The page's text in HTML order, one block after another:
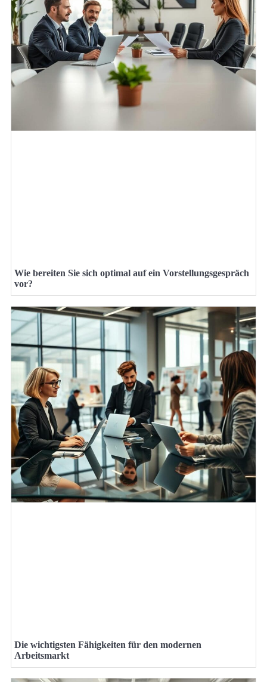
Wie bereiten Sie sich optimal auf ein Vorstellungsgespräch
vor?
Die wichtigsten Fähigkeiten für den modernen
Arbeitsmarkt